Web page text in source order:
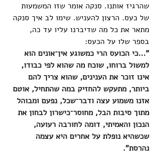
שהרגיז אותנו. סנקה אומר שזו המשמעות
של כעס. הרצון להעניש. שימו לב איך סנקה
מתאר את כל מה שדיברנו עליו עד כה,
בספר שלו על הכעס:
"...כי הכועס הרי כמשוגע אין־אונים הוא
למשול ברוחו, שוכח מה שהוא לפי כבודו,
אינו זוכר את הענינים, שהוא צריך להם
ביותר, מתעקש להחזיק במה שהתחיל, אוטם
אזנו משמוע עצה ודבר־שכל, נפעם ומבוהל
מתוך סיבות הבל, מחוסר־כישרון לבחון את
הנכון והאמיתי, דומה לחורבה רעועה,
שכשהיא נופלת על אחרים היא עצמה
נהרסת".